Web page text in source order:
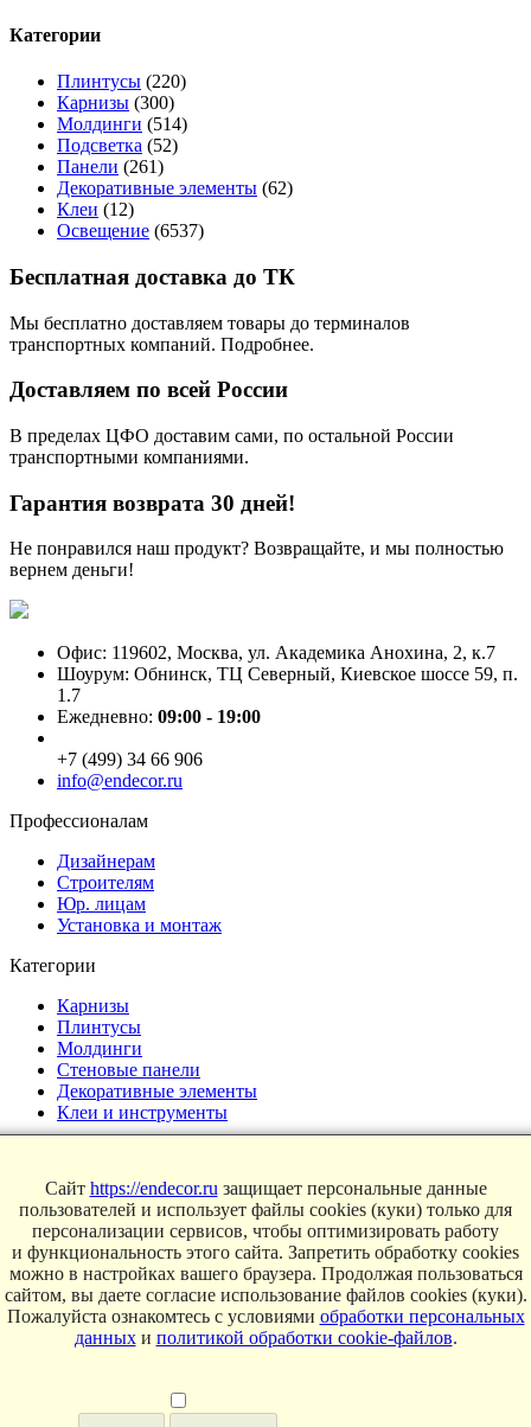
Категории
Плинтусы (220)
Карнизы (300)
Молдинги (514)
Подсветка (52)
Панели (261)
Декоративные элементы (62)
Клеи (12)
Освещение (6537)
Бесплатная доставка до ТК
Мы бесплатно доставляем товары до терминалов
транспортных компаний. Подробнее.
Доставляем по всей России
В пределах ЦФО доставим сами, по остальной России
транспортными компаниями.
Гарантия возврата 30 дней!
Не понравился наш продукт? Возвращайте, и мы полностью
вернем деньги!
Офис: 119602, Москва, ул. Академика Анохина, 2, к.7
Шоурум: Обнинск, ТЦ Северный, Киевское шоссе 59, п.
1.7
Ежедневно: 09:00 - 19:00
+7 (499) 34 66 906
info@endecor.ru
Профессионалам
Дизайнерам
Строителям
Юр. лицам
Установка и монтаж
Категории
Карнизы
Плинтусы
Молдинги
Стеновые панели
Декоративные элементы
Клеи и инструменты
Интерьеры
Блог
Магазин
О компании
Контакты
Условия продаж
© 2025 Endecor. Все права защищены.
Сайт https://endecor.ru защищает персональные данные
пользователей и использует файлы cookies (куки) только для
персонализации сервисов, чтобы оптимизировать работу
и функциональность этого сайта. Запретить обработку cookies
можно в настройках вашего браузера. Продолжая пользоваться
сайтом, вы даете согласие использование файлов cookies (куки).
Пожалуйста ознакомтесь с условиями обработки персональных
данныхи политикой обработки cookie-файлов.